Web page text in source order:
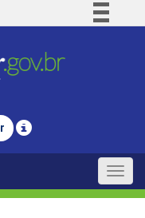
Comunica BR
Legislação
Toggle